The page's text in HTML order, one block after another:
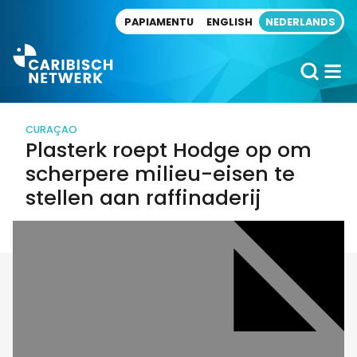
PAPIAMENTU ENGLISH NEDERLANDS
CURAÇAO
Plasterk roept Hodge op om
scherpere milieu-eisen te
stellen aan raffinaderij